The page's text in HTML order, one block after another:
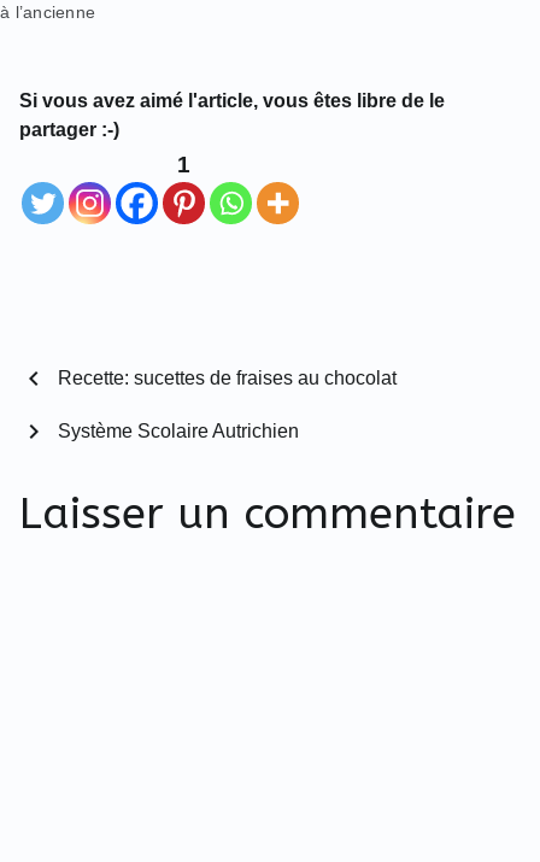
à l’ancienne
Si vous avez aimé l'article, vous êtes libre de le
partager :-)
1
chevron_left Recette: sucettes de fraises au chocolat
Système Scolaire Autrichien
chevron_right
Laisser un commentaire